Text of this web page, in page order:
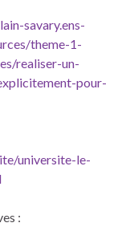
savary.ens-
theme-1-
realiser-un-
pour-
universite-le-
: